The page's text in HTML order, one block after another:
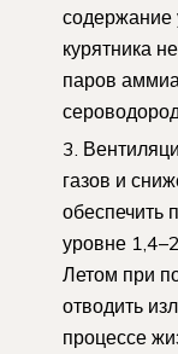
содержание
курятника
паров
газов и
обеспечить
уровне
Летом при
отводить
процессе